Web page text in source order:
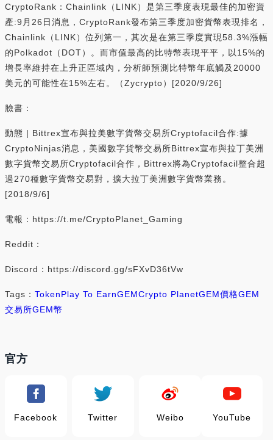
CryptoRank：Chainlink（LINK）是第三季度表現最佳的加密資
產:9月26日消息，CryptoRank發布第三季度加密貨幣表現排名，
Chainlink（LINK）位列第一，其次是在第三季度實現58.3%漲幅
的Polkadot（DOT）。而市值最高的比特幣表現平平，以15%的
增長率維持在上升正區域內，分析師預測比特幣年底觸及20000
美元的可能性在15%左右。（Zycrypto）[2020/9/26]
臉書：
動態 | Bittrex宣布與拉美數字貨幣交易所Cryptofacil合作:據
CryptoNinjas消息，美國數字貨幣交易所Bittrex宣布與拉丁美洲
數字貨幣交易所Cryptofacil合作，Bittrex將為Cryptofacil整合超
過270種數字貨幣交易對，擴大拉丁美洲數字貨幣業務。
[2018/9/6]
電報：https://t.me/CryptoPlanet_Gaming
Reddit：
Discord：https://discord.gg/sFXvD36tVw
Tags： TokenPlay To EarnGEMCrypto PlanetGEM價格GEM
交易所GEM幣
官方
Facebook Twitter Weibo YouTube